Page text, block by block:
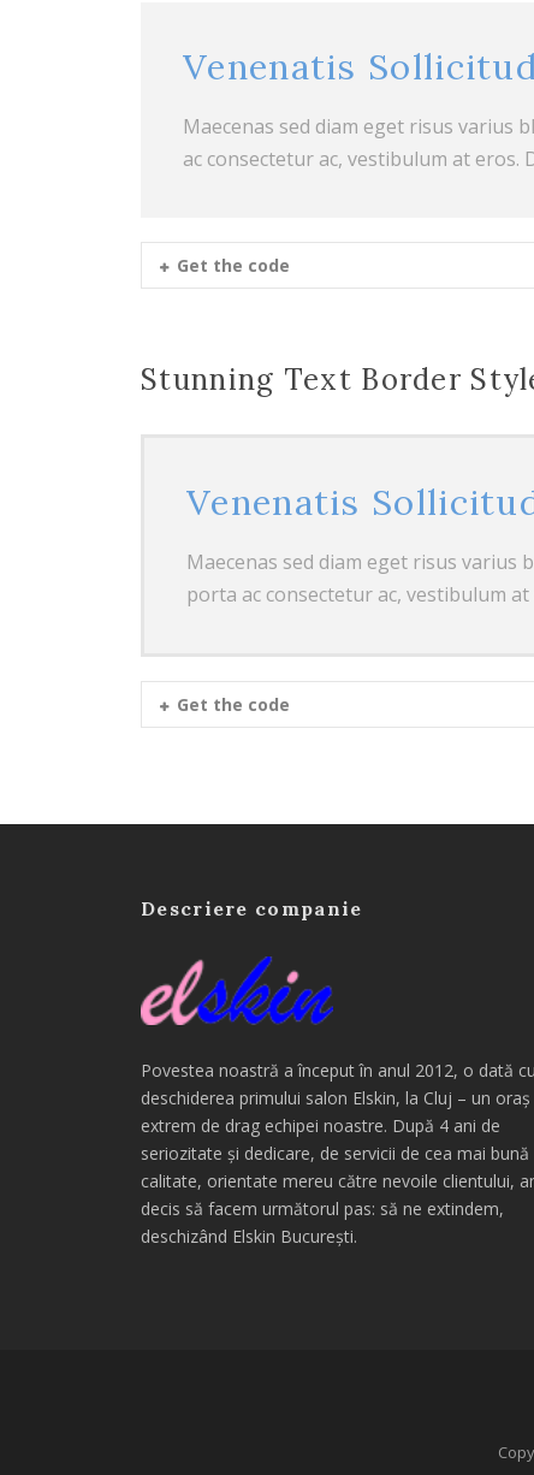
Venenatis
Maecenas sed diam eget risus varius
ac consectetur ac, vestibulum at eros.
Get the code
Stunning Text Border
Venenatis
Maecenas sed diam eget risus varius
porta ac consectetur ac, vestibulum
Get the code
Descriere companie
Povestea noastră a început în anul 2012, o dată cu
deschiderea primului salon Elskin, la Cluj – un oraș
extrem de drag echipei noastre. După 4 ani de
seriozitate și dedicare, de servicii de cea mai bună
calitate, orientate mereu către nevoile clientului,
decis să facem următorul pas: să ne extindem,
deschizând Elskin București.